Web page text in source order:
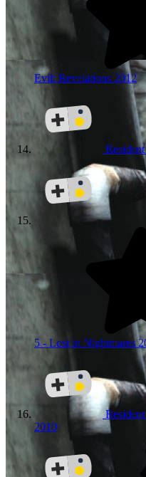
Evil: Revelations 2012
5 - Lost in Nightmares
2010